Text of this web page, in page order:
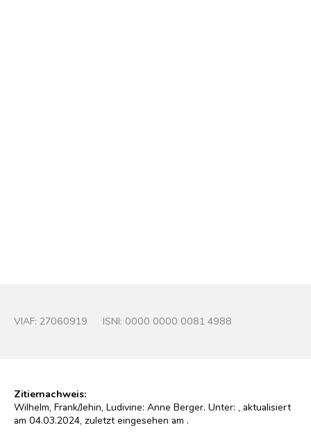
VIAF: 27060919 ISNI: 0000 0000 0081 4988
Zitiernachweis:
Wilhelm, Frank/Jehin, Ludivine: Anne Berger. Unter: , aktualisiert
am 04.03.2024, zuletzt eingesehen am .